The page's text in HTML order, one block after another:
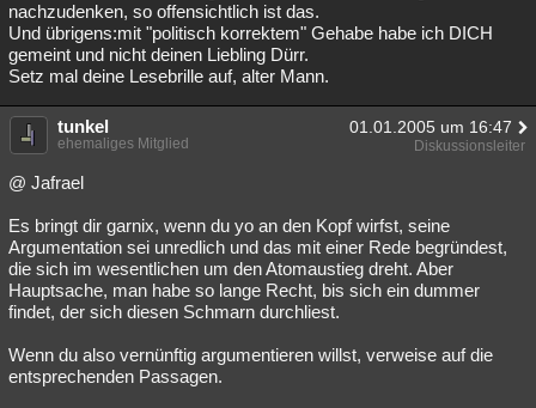
nachzudenken, so offensichtlich ist das.
Und übrigens:mit "politisch korrektem" Gehabe habe ich DICH
gemeint und nicht deinen Liebling Dürr.
Setz mal deine Lesebrille auf, alter Mann.
tunkel 01.01.2005 um 16:47
ehemaliges Mitglied Diskussionsleiter
@ Jafrael
Es bringt dir garnix, wenn du yo an den Kopf wirfst, seine
Argumentation sei unredlich und das mit einer Rede begründest,
die sich im wesentlichen um den Atomaustieg dreht. Aber
Hauptsache, man habe so lange Recht, bis sich ein dummer
findet, der sich diesen Schmarn durchliest.
Wenn du also vernünftig argumentieren willst, verweise auf die
entsprechenden Passagen.